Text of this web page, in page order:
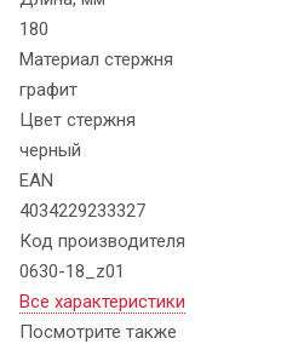
180
Материал стержня
графит
Цвет стержня
черный
EAN
4034229233327
Код производителя
0630-18_z01
Все характеристики
Посмотрите также